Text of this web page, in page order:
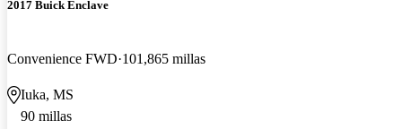
2017 Buick Enclave
Convenience FWD 101,865 millas
Iuka, MS
90 millas